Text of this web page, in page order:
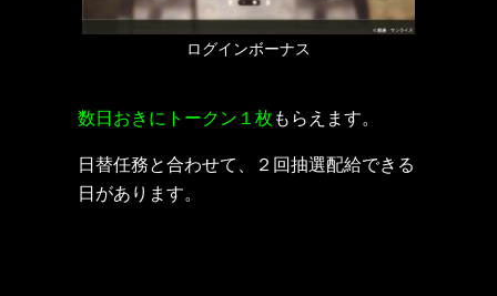
ログインボーナス
数日おきにトークン１枚もらえます。
日替任務と合わせて、２回抽選配給できる
日があります。